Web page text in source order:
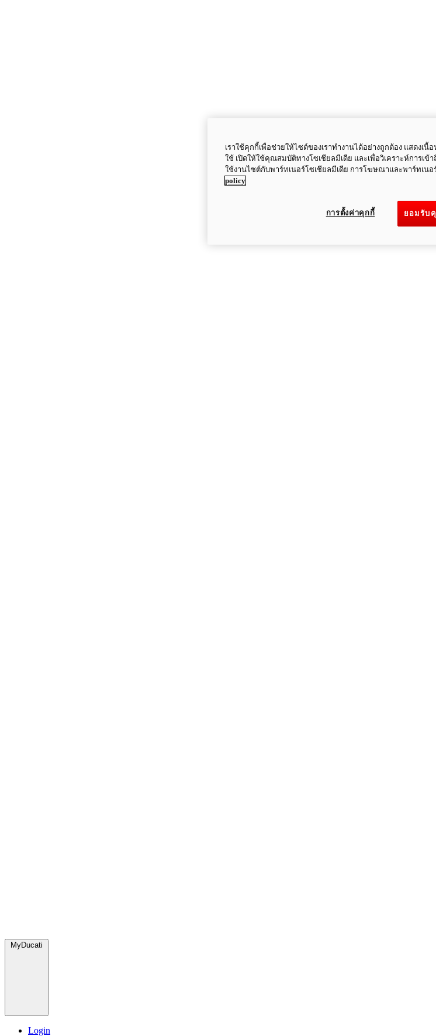
MyDucati
Login
เราใช้คุกกี้เพื่อช่วยให้ไซต์ของเราทำงานได้อย่างถูกต้อง แสดงเ
ใช้ เปิดให้ใช้คุณสมบัติทางโซเชียลมีเดีย และเพื่อวิเคราะห์การเข้
ใช้งานไซต์กับพาร์ทเนอร์โซเชียลมีเดีย การโฆษณาและพาร์ทเนอ
policy
ยอมรับ
การตั้งค่าคุกกี้